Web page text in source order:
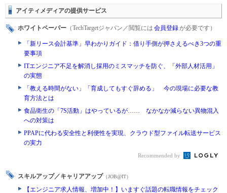
アイティメディアの提供サービス
ホワイトペーパー （TechTargetジャパン／閲覧には 会員登録が必要です）
「新リース会計基準」早わかりガイド：借り手側が押さえるべき3つの重
要事項
ITエンジニア不足を解消し採用のミスマッチを防ぐ、「外部人材活用」
の実態
「教える時間がない」「育成してもすぐ辞める」 今の現場に必要な教
育方法とは
食品衛生の「7S活動」はやっているが…… なかなか減らない異物混入
への対策は
PPAPに代わる安全性と利便性を実現、クラウド型ファイル転送サービス
の実力
Recommended by
スキルアップ／キャリアアップ （JOB@IT）
【エンジニア求人情報、増加中！】いますぐ話題の転職情報をチェック